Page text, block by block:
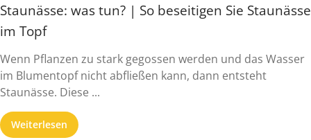
Staunässe: was tun? | So beseitigen Sie Staunässe
im Topf
Wenn Pflanzen zu stark gegossen werden und das Wasser
im Blumentopf nicht abfließen kann, dann entsteht
Staunässe. Diese ...
Weiterlesen